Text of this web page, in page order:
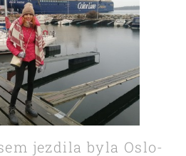
jezdila byla Oslo-